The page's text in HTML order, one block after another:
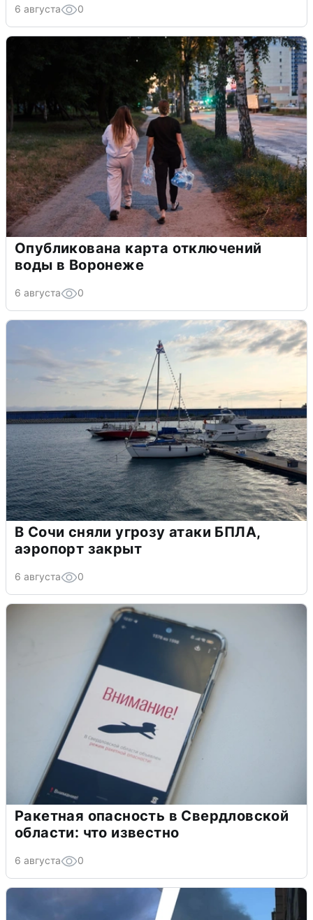
6 августа 0
Опубликована карта отключений
воды в Воронеже
6 августа 0
В Сочи сняли угрозу атаки БПЛА,
аэропорт закрыт
6 августа 0
Ракетная опасность в Свердловской
области: что известно
6 августа 0